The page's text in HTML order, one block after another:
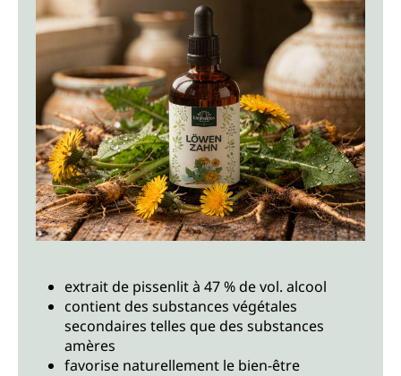
extrait de pissenlit à 47 % de vol. alcool
contient des substances végétales
secondaires telles que des substances
amères
favorise naturellement le bien-être